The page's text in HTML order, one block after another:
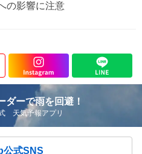
の影響に注意
ダーで雨を回避！
天気予報アプリ
式SNS